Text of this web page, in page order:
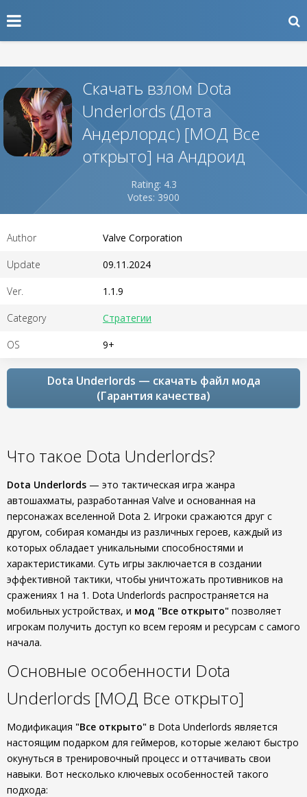
Скачать взлом Dota
Underlords (Дота
Андерлордс) [МОД Все
открыто] на Андроид
Rating: 4.3
Votes: 3900
Author Valve Corporation
Update 09.11.2024
Ver. 1.1.9
Category Стратегии
OS 9+
Dota Underlords — скачать файл мода
(Гарантия качества)
Что такое Dota Underlords?
Dota Underlords — это тактическая игра жанра
автошахматы, разработанная Valve и основанная на
персонажах вселенной Dota 2. Игроки сражаются друг с
другом, собирая команды из различных героев, каждый из
которых обладает уникальными способностями и
характеристиками. Суть игры заключается в создании
эффективной тактики, чтобы уничтожать противников на
сражениях 1 на 1. Dota Underlords распространяется на
мобильных устройствах, и мод "Все открыто" позволяет
игрокам получить доступ ко всем героям и ресурсам с самого
начала.
Основные особенности Dota
Underlords [МОД Все открыто]
Модификация "Все открыто" в Dota Underlords является
настоящим подарком для геймеров, которые желают быстро
окунуться в тренировочный процесс и оттачивать свои
навыки. Вот несколько ключевых особенностей такого
подхода: